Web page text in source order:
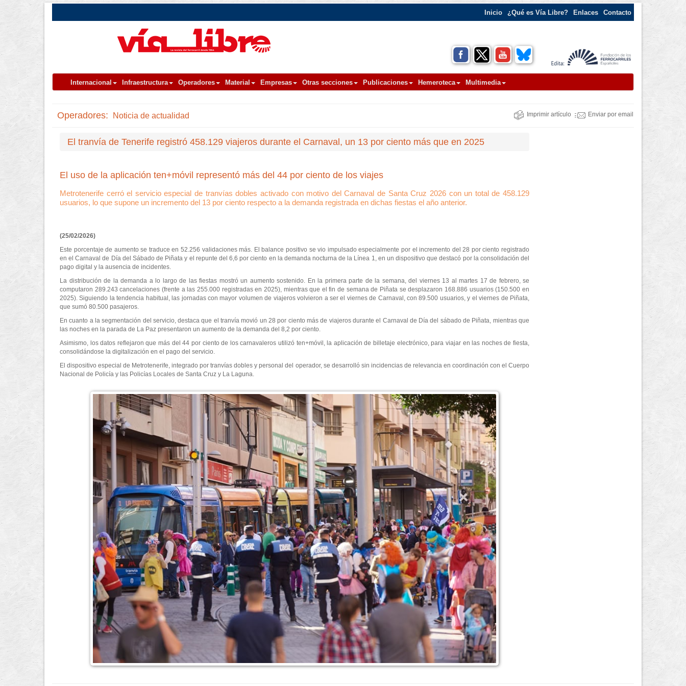
Inicio ¿Qué es Vía Libre? Enlaces Contacto
Internacional Infraestructura Operadores Material Empresas Otras secciones Publicaciones Hemeroteca Multimedia
Operadores: Noticia de actualidad Imprimir artículo Enviar por email
El tranvía de Tenerife registró 458.129 viajeros durante el Carnaval, un 13 por ciento más que en 2025
El uso de la aplicación ten+móvil representó más del 44 por ciento de los viajes
Metrotenerife cerró el servicio especial de tranvías dobles activado con motivo del Carnaval de Santa Cruz 2026 con un total de 458.129
usuarios, lo que supone un incremento del 13 por ciento respecto a la demanda registrada en dichas fiestas el año anterior.
(25/02/2026)
Este porcentaje de aumento se traduce en 52.256 validaciones más. El balance positivo se vio impulsado especialmente por el incremento del 28 por ciento registrado
en el Carnaval de Día del Sábado de Piñata y el repunte del 6,6 por ciento en la demanda nocturna de la Línea 1, en un dispositivo que destacó por la consolidación del
pago digital y la ausencia de incidentes.
La distribución de la demanda a lo largo de las fiestas mostró un aumento sostenido. En la primera parte de la semana, del viernes 13 al martes 17 de febrero, se
computaron 289.243 cancelaciones (frente a las 255.000 registradas en 2025), mientras que el fin de semana de Piñata se desplazaron 168.886 usuarios (150.500 en
2025). Siguiendo la tendencia habitual, las jornadas con mayor volumen de viajeros volvieron a ser el viernes de Carnaval, con 89.500 usuarios, y el viernes de Piñata,
que sumó 80.500 pasajeros.
En cuanto a la segmentación del servicio, destaca que el tranvía movió un 28 por ciento más de viajeros durante el Carnaval de Día del sábado de Piñata, mientras que
las noches en la parada de La Paz presentaron un aumento de la demanda del 8,2 por ciento.
Asimismo, los datos reflejaron que más del 44 por ciento de los carnavaleros utilizó ten+móvil, la aplicación de billetaje electrónico, para viajar en las noches de fiesta,
consolidándose la digitalización en el pago del servicio.
El dispositivo especial de Metrotenerife, integrado por tranvías dobles y personal del operador, se desarrolló sin incidencias de relevancia en coordinación con el Cuerpo
Nacional de Policía y las Policías Locales de Santa Cruz y La Laguna.